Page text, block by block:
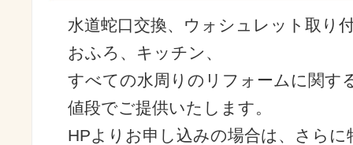
水道蛇口交換、ウォシュレット取り
おふろ、キッチン、
すべての水周りのリフォームに関す
値段でご提供いたします。
HPよりお申し込みの場合は、さら